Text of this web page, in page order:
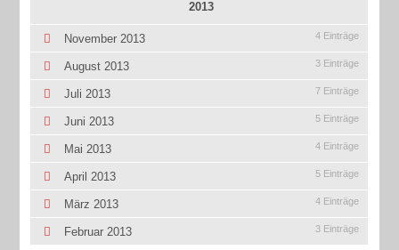
2013
November 2013 4 Einträge
August 2013 3 Einträge
Juli 2013 7 Einträge
Juni 2013 5 Einträge
Mai 2013 4 Einträge
April 2013 5 Einträge
März 2013 4 Einträge
Februar 2013 3 Einträge